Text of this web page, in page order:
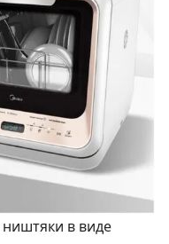
в виде